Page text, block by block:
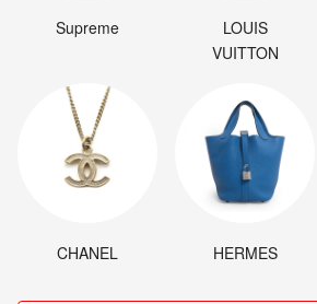
Supreme
LOUIS
VUITTON
CHANEL HERMES